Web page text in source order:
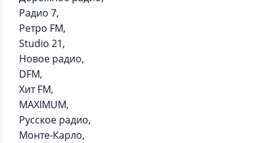
Радио 7,
Ретро FM,
Studio 21,
Новое радио,
DFM,
Хит FM,
MAXIMUM,
Русское радио,
Монте-Карло,